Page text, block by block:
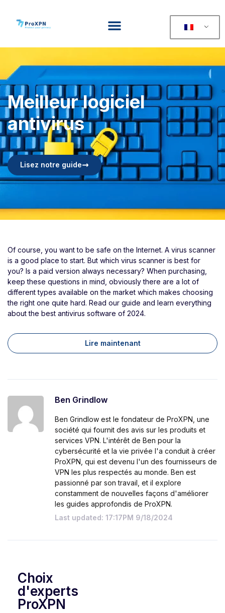
Meilleur logiciel
antivirus
Lisez notre guide
Of course, you want to be safe on the Internet. A virus scanner
is a good place to start. But which virus scanner is best for
you? Is a paid version always necessary? When purchasing,
keep these questions in mind, obviously there are a lot of
different types available on the market which makes choosing
the right one quite hard. Read our guide and learn everything
about the best antivirus software of 2024.
Lire maintenant
Ben Grindlow
Ben Grindlow est le fondateur de ProXPN, une
société qui fournit des avis sur les produits et
services VPN. L'intérêt de Ben pour la
cybersécurité et la vie privée l'a conduit à créer
ProXPN, qui est devenu l'un des fournisseurs de
VPN les plus respectés au monde. Ben est
passionné par son travail, et il explore
constamment de nouvelles façons d'améliorer
les guides approfondis de ProXPN.
Last updated: 17:17PM 9/18/2024
Choix
d'experts
ProXPN